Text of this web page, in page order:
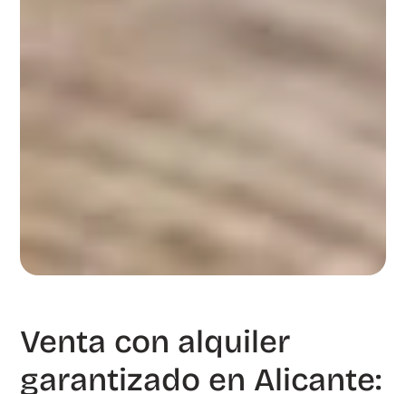
Venta con alquiler
garantizado en Alicante: